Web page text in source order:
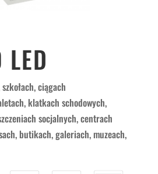
ciągach
klatkach schodowych,
socjalnych, centrach
butikach, galeriach, muzeach,